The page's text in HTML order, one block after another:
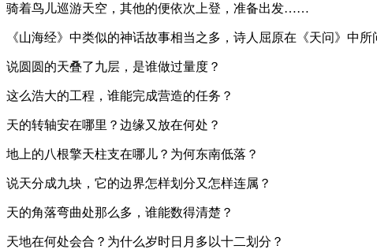
骑着鸟儿巡游天空，其他的便依次上登，准备出发……
《山海经》中类似的神话故事相当之多，诗人屈原在《天问》中
说圆圆的天叠了九层，是谁做过量度？
这么浩大的工程，谁能完成营造的任务？
天的转轴安在哪里？边缘又放在何处？
地上的八根擎天柱支在哪儿？为何东南低落？
说天分成九块，它的边界怎样划分又怎样连属？
天的角落弯曲处那么多，谁能数得清楚？
天地在何处会合？为什么岁时日月多以十二划分？